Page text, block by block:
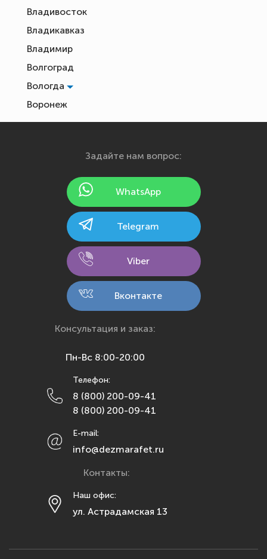
Владивосток
Владикавказ
Владимир
Волгоград
Вологда
Воронеж
Екатеринбург
Йошкар-Ола
Калининград
Кемерово
Кострома
Краснодар
Красноярск
Махачкала
Москва
Набережные Челны
Нижний Новгород
Новосибирск
Омск
Пенза
Задайте нам вопрос:
WhatsApp
Telegram
Viber
Вконтакте
Консультация и заказ:
Пн-Вс 8:00-20:00
Телефон:
8 (800) 200-09-41
8 (800) 200-09-41
E-mail:
info@dezmarafet.ru
Контакты:
Наш офис:
ул. Астрадамская 13